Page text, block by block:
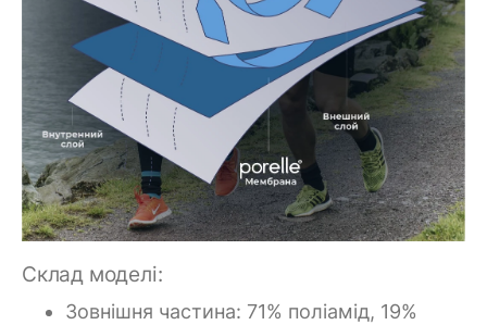
Склад моделі:
Зовнішня частина: 71% поліамід, 19%